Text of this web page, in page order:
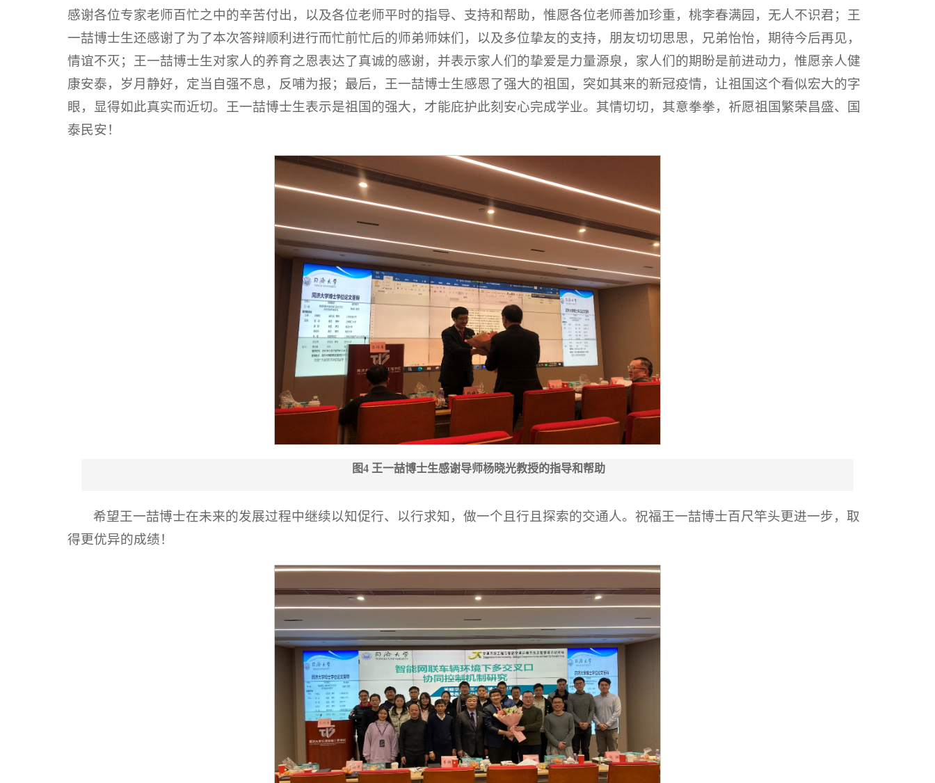
感谢各位专家老师百忙之中的辛苦付出，以及各位老师平时的指导、支持和帮助，惟愿各位老师善加珍重，桃李春满园，无人不识君；王
一喆博士生还感谢了为了本次答辩顺利进行而忙前忙后的师弟师妹们，以及多位挚友的支持，朋友切切思思，兄弟怡怡，期待今后再见，
情谊不灭；王一喆博士生对家人的养育之恩表达了真诚的感谢，并表示家人们的挚爱是力量源泉，家人们的期盼是前进动力，惟愿亲人健
康安泰，岁月静好，定当自强不息，反哺为报；最后，王一喆博士生感恩了强大的祖国，突如其来的新冠疫情，让祖国这个看似宏大的字
眼，显得如此真实而近切。王一喆博士生表示是祖国的强大，才能庇护此刻安心完成学业。其情切切，其意拳拳，祈愿祖国繁荣昌盛、国
泰民安！
图4 王一喆博士生感谢导师杨晓光教授的指导和帮助
希望王一喆博士在未来的发展过程中继续以知促行、以行求知，做一个且行且探索的交通人。祝福王一喆博士百尺竿头更进一步，取
得更优异的成绩！